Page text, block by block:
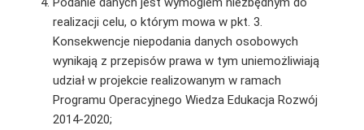
realizacji celu, o którym mowa w pkt. 3.
Konsekwencje niepodania danych osobowych
wynikają z przepisów prawa w tym uniemożliwiają
udział w projekcie realizowanym w ramach
Programu Operacyjnego Wiedza Edukacja Rozwój
2014-2020;